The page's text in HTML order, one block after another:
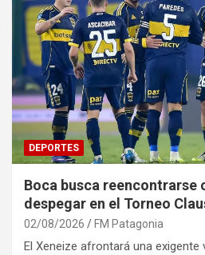
DEPORTES
Boca busca reencontrarse
despegar en el Torneo
02/08/2026 FM Patagonia
El Xeneize afrontará una